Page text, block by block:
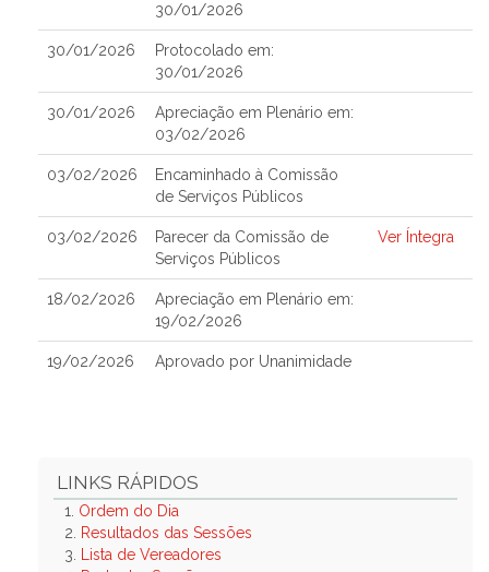
30/01/2026
30/01/2026
Protocolado em:
30/01/2026
30/01/2026
Apreciação em Plenário em:
03/02/2026
03/02/2026
Encaminhado à Comissão
de Serviços Públicos
03/02/2026
Parecer da Comissão de
Serviços Públicos
Ver Íntegra
18/02/2026
Apreciação em Plenário em:
19/02/2026
19/02/2026 Aprovado por Unanimidade
LINKS RÁPIDOS
1. Ordem do Dia
2.
Resultados das Sessões
3.
Lista de Vereadores